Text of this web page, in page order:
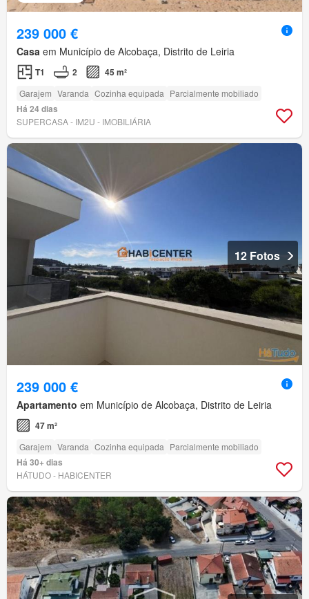
239 000 €
Casa em Município de Alcobaça, Distrito de Leiria
T1 2 45 m²
Garajem Varanda Cozinha equipada Parcialmente mobiliado
Há 24 dias
SUPERCASA - IM2U - IMOBILIÁRIA
12 Fotos
239 000 €
Apartamento em Município de Alcobaça, Distrito de Leiria
47 m²
Garajem Varanda Cozinha equipada Parcialmente mobiliado
Há 30+ dias
HÁTUDO - HABICENTER